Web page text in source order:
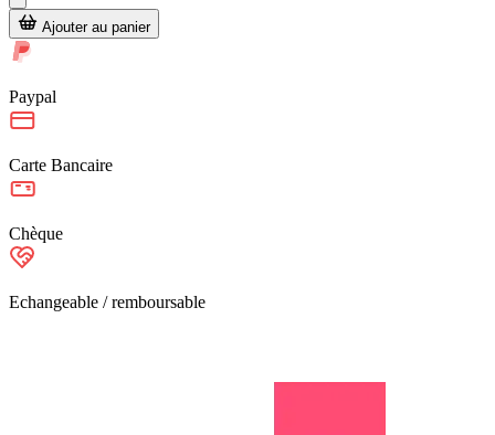
Ajouter au panier
Paypal
Carte Bancaire
Chèque
Echangeable / remboursable